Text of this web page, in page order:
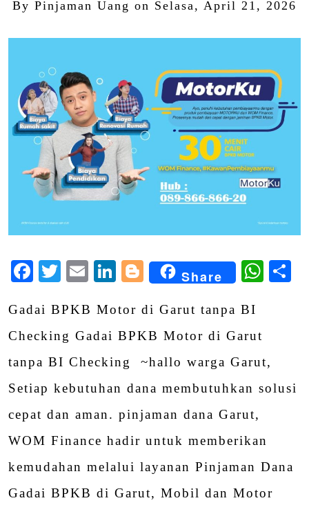
By Pinjaman Uang on Selasa, April 21, 2026
Facebook
Twitter
EmailLinkedIn
Blogger
Share
Gadai BPKB Motor di Garut tanpa BI
Checking Gadai BPKB Motor di Garut
tanpa BI Checking ~hallo warga Garut,
Setiap kebutuhan dana membutuhkan solusi
cepat dan aman. pinjaman dana Garut,
WOM Finance hadir untuk memberikan
kemudahan melalui layanan Pinjaman Dana
Gadai BPKB di Garut, Mobil dan Motor